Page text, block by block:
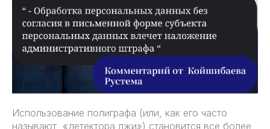
Использование полиграфа (или, как его часто
называют, «детектора лжи») становится все более